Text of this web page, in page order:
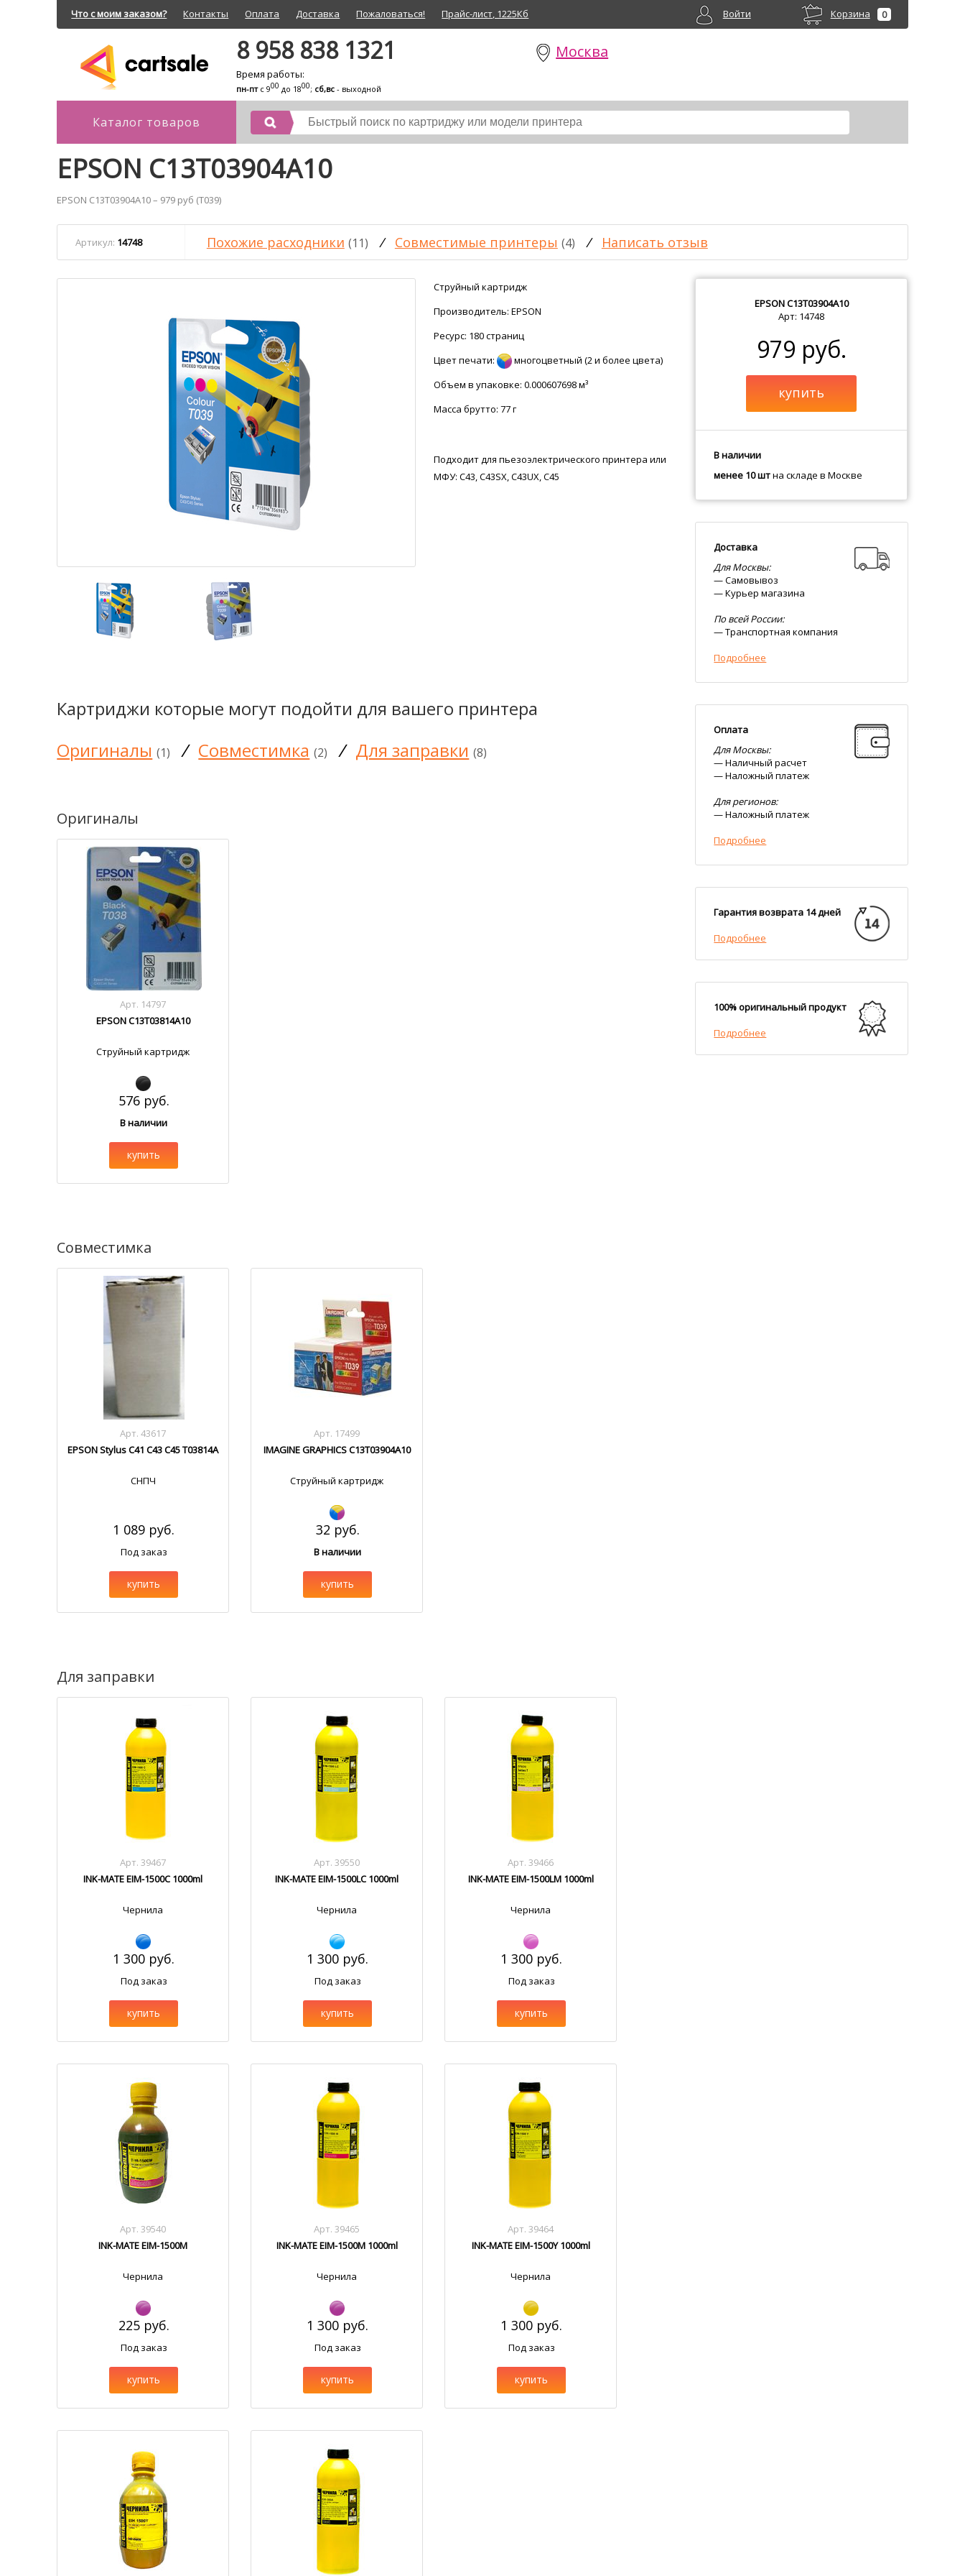
Что с моим заказом? Контакты Оплата Доставка Пожаловаться! Прайс-лист, 1225Кб Корзина 0
Войти
8 958 838 1321
Время работы:
пн-птс 900 до 1800; сб,вс - выходной
Москва
Каталог товаров
EPSON C13T03904A10
EPSON C13T03904A10 – 979 руб (T039)
Артикул: 14748 Похожие расходники (11) / Совместимые принтеры (4) / Написать отзыв
Струйный картридж
Производитель:EPSON
Ресурс: 180 страниц
Цвет печати:
многоцветный (2 и более цвета)
Объем в упаковке: 0.000607698 м³
Масса брутто:77 г
Подходит для пьезоэлектрического принтера или
МФУ: C43, C43SX, C43UX, C45
Картриджи которые могут подойти для вашего принтера
Оригиналы (1) / Совместимка (2) / Для заправки (8)
Оригиналы
Арт. 14797
EPSON C13T03814A10
Струйный картридж
576 руб.
В наличии
купить
Совместимка
Арт. 43617
EPSON Stylus C41 C43 C45 T03814A
СНПЧ
1 089 руб.
Под заказ
купить
Арт. 17499
IMAGINE GRAPHICS C13T03904A10
Струйный картридж
32 руб.
В наличии
купить
Для заправки
Арт. 39467
INK-MATE EIM-1500C 1000ml
Чернила
1 300 руб.
Под заказ
купить
Арт. 39550
INK-MATE EIM-1500LC 1000ml
Чернила
1 300 руб.
Под заказ
купить
Арт. 39466
INK-MATE EIM-1500LM 1000ml
Чернила
1 300 руб.
Под заказ
купить
Арт. 39540
INK-MATE EIM-1500M
Чернила
225 руб.
Под заказ
купить
Арт. 39465
INK-MATE EIM-1500M 1000ml
Чернила
1 300 руб.
Под заказ
купить
Арт. 39464
INK-MATE EIM-1500Y 1000ml
Чернила
1 300 руб.
Под заказ
купить
EPSONC13T03904A10
Арт: 14748
979 руб.
купить
В наличии
менее 10 штна складе в Москве
Доставка
Для Москвы:
— Самовывоз
— Курьер магазина
По всей России:
— Транспортная компания
Подробнее
Оплата
Для Москвы:
— Наличный расчет
— Наложный платеж
Для регионов:
— Наложный платеж
Подробнее
Гарантия возврата 14 дней
Подробнее
100% оригинальный продукт
Подробнее